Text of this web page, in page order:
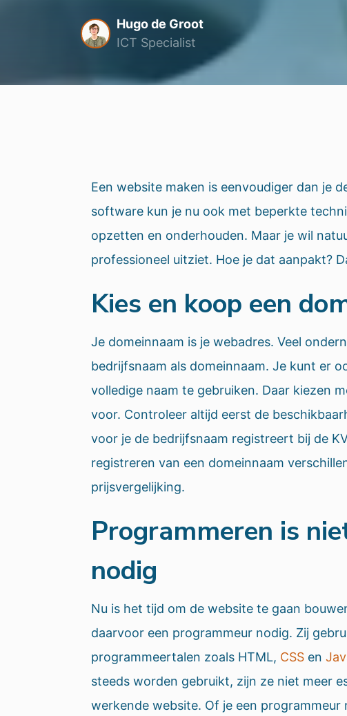
Hugo de Groot
ICT Specialist
Een website maken is eenvoudiger dan je
software kun je nu ook met beperkte
opzetten en onderhouden. Maar je wil
professioneel uitziet. Hoe je dat aanpakt?
Kies en koop een
Je domeinnaam is je webadres. Veel
bedrijfsnaam als domeinnaam. Je kunt er
volledige naam te gebruiken. Daar kiezen
voor. Controleer altijd eerst de
voor je de bedrijfsnaam registreert bij de
registreren van een domeinnaam
prijsvergelijking.
Programmeren is
nodig
Nu is het tijd om de website te gaan
daarvoor een programmeur nodig. Zij
programmeertalen zoals HTML, CSS en
steeds worden gebruikt, zijn ze niet meer
werkende website. Of je een